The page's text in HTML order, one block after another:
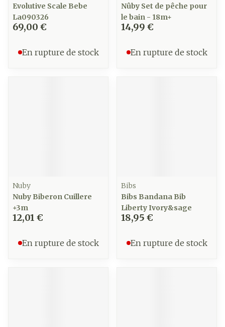
Evolutive Scale Bebe
La090326
69,00 €
En rupture de stock
Nûby Set de pêche pour
le bain - 18m+
14,99 €
En rupture de stock
Nuby
Nuby Biberon Cuillere
+3m
12,01 €
En rupture de stock
Bibs
Bibs Bandana Bib
Liberty Ivory&sage
18,95 €
En rupture de stock